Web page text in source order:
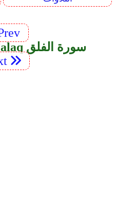
113. Surah Al-Falaq سورة الفلق